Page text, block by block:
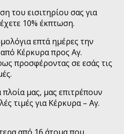
του εισιτηρίου σας για
10% έκπτωση.
επτά ημέρες την
Κέρκυρα προς Αγ.
προσφέροντας σε εσάς τις
μας, μας επιτρέπουν
τιμές για Κέρκυρα – Αγ.